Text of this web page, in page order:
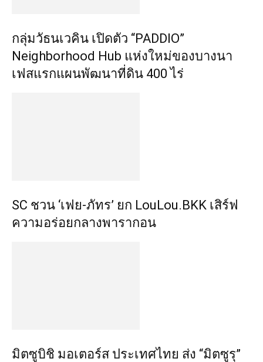
กลุ่มวัธนเวคิน เปิดตัว “PADDIO”
Neighborhood Hub แห่งใหม่ของบางนา
เฟสแรกแผนพัฒนาที่ดิน 400 ไร่
SC ชวน ‘เฟย-ภัทร’ ยก LouLou.BKK เสิร์ฟ
ความอร่อยกลางพารากอน
มิตซูบิชิ มอเตอร์ส ประเทศไทย ส่ง “มิตซูรุ”